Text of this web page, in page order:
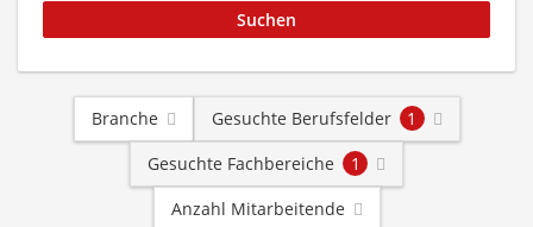
Branche Gesuchte Berufsfelder
1
Gesuchte Fachbereiche
1
Anzahl Mitarbeitende